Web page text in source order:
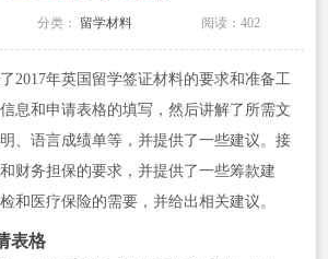
分类： 留学材料 阅读：402
2017年英国留学签证材料的要求和准备工
息和申请表格的填写，然后讲解了所需文
、语言成绩单等，并提供了一些建议。接
财务担保的要求，并提供了一些筹款建
和医疗保险的需要，并给出相关建议。
表格